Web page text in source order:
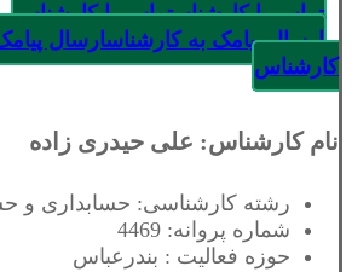
تماس با کارشناستماس با کارشناس
ارسال پیامک به کارشناسارسال
کارشناس
نام کارشناس: علی حیدری زاده
رشته کارشناسی: حسابداری و
شماره پروانه: 4469
حوزه فعالیت : بندرعباس